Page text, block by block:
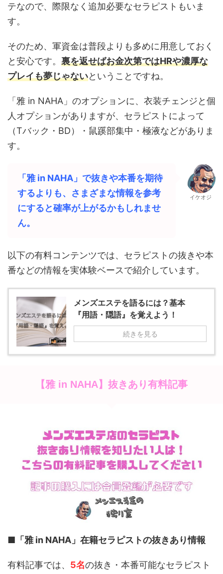
テなので、際限なく追加必要なセラピストもいま
す。
そのため、軍資金は普段よりも多めに用意しておく
と安心です。 裏を返せばお金次第ではHRや濃厚な
プレイも夢じゃないということですね。
「雅 in NAHA」のオプションに、衣装チェンジと個
人オプションがありますが、セラピストによって
（Tバック・BD）・鼠蹊部集中・極液などがありま
す。
「 雅 in NAHA 」で抜きや本番を期待
するよりも、さまざまな情報を参考
にすると確率が上がるかもしれませ
ん。
イケオジ
以下の有料コンテンツでは、セラピストの抜きや本
番などの情報を実体験ベースで紹介しています。
メンズエステを語るには？基本
『用語・隠語』を覚えよう！
続きを見る
【雅 in NAHA】 抜きあり有料記事
■ 「雅 in NAHA」 在籍セラピストの抜きあり情報
有料記事では、 5名の抜き・本番可能なセラピスト